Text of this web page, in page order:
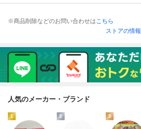
※商品削除などのお問い合わせはこちら
ストアの情報
人気のメーカー・ブランド
1 2 3